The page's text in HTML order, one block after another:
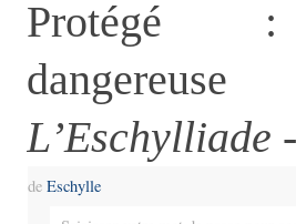
Protégé
L’Eschylliade
deEschylle